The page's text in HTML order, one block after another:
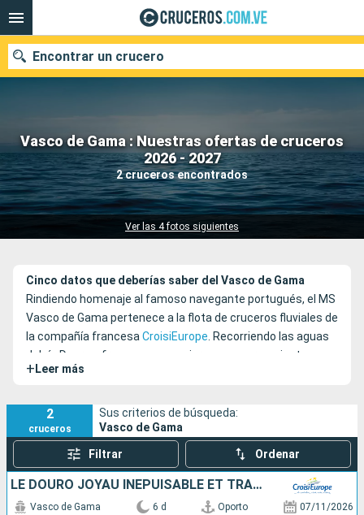
Vasco de Gama : Nuestras ofertas de cruceros
2026 - 2027
2 cruceros encontrados
Ver las 4 fotos siguientes
Encontrar un crucero
Nuestros destinos
Fecha de salida
Cinco datos que deberías saber del Vasco de Gama
Rindiendo homenaje al famoso navegante portugués, el MS
Vasco de Gama pertenece a la flota de cruceros fluviales de
la compañía francesaCroisiEurope. Recorriendo las aguas
del río Duero, ofrece a sus pasajeros un acercamiento
romántico a los tesoros portugueses y españoles de uno
+ Leer más
2
cruceros
Sus criterios de búsqueda:
Vasco de Gama
Filtrar Ordenar
LE DOURO JOYAU INÉPUISABLE ET TRADITIONS ANCESTRALES (FORMULE PORT-PORT)
Vasco de Gama 6 d Oporto 07/11/2026